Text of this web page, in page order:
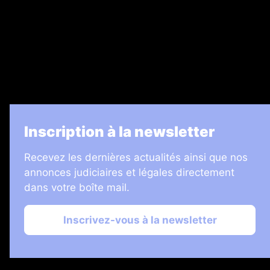
Inscription à la newsletter
Recevez les dernières actualités ainsi que nos
annonces judiciaires et légales directement
dans votre boîte mail.
Inscrivez-vous à la newsletter